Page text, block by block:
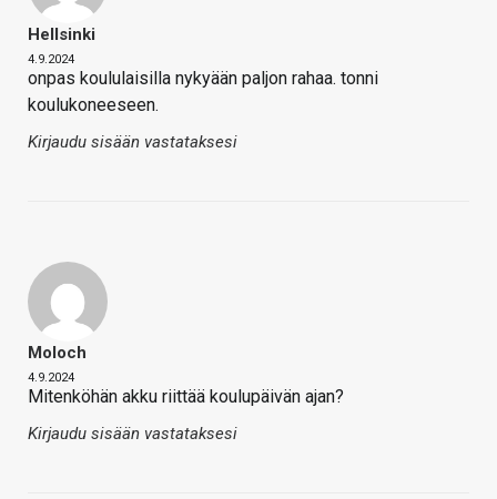
Hellsinki
4.9.2024
onpas koululaisilla nykyään paljon rahaa. tonni
koulukoneeseen.
Kirjaudu sisään vastataksesi
Moloch
4.9.2024
Mitenköhän akku riittää koulupäivän ajan?
Kirjaudu sisään vastataksesi